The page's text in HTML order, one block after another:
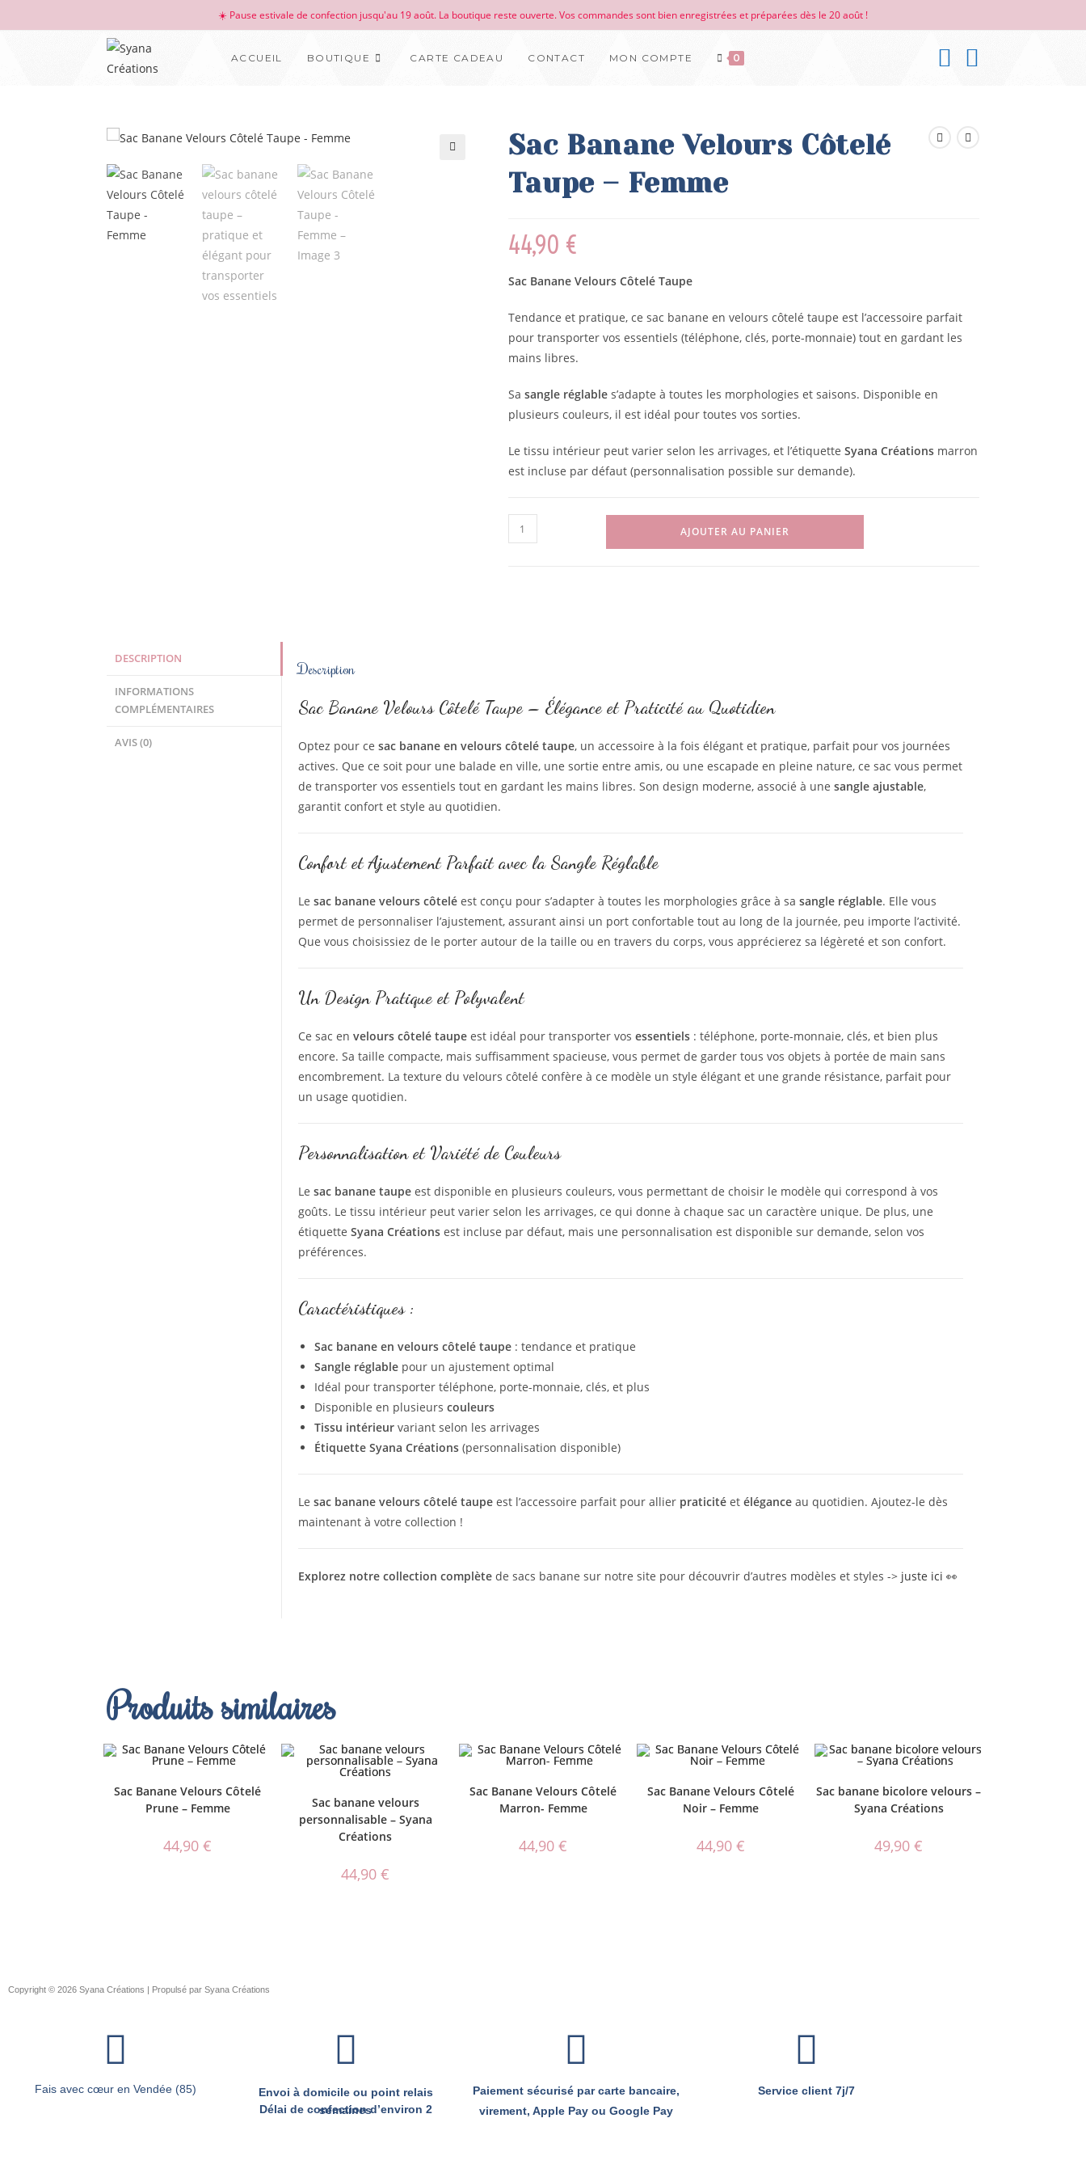
☀️ Pause estivale de confection jusqu'au 19 août. La boutique reste ouverte. Vos commandes sont bien enregistrées et préparées dès le 20 août !
ACCUEIL BOUTIQUE CARTE CADEAU CONTACT MON COMPTE 0
Sac Banane Velours Côtelé
Taupe – Femme
44,90 €
Sac Banane Velours Côtelé Taupe
Tendance et pratique, ce sac banane en velours côtelé taupe est l’accessoire parfait
pour transporter vos essentiels (téléphone, clés, porte-monnaie) tout en gardant les
mains libres.
Sa sangle réglables’adapte à toutes les morphologies et saisons. Disponible en
plusieurs couleurs, il est idéal pour toutes vos sorties.
Le tissu intérieur peut varier selon les arrivages, et l’étiquette Syana Créationsmarron
est incluse par défaut (personnalisation possible sur demande).
AJOUTER AU PANIER
DESCRIPTION
INFORMATIONS
COMPLÉMENTAIRES
AVIS (0)
Description
Sac Banane Velours Côtelé Taupe – Élégance et Praticité au Quotidien
Optez pour ce sac banane en velours côtelé taupe, un accessoire à la fois élégant et pratique, parfait pour vos journées
actives. Que ce soit pour une balade en ville, une sortie entre amis, ou une escapade en pleine nature, ce sac vous permet
de transporter vos essentiels tout en gardant les mains libres. Son design moderne, associé à une sangle ajustable,
garantit confort et style au quotidien.
Confort et Ajustement Parfait avec la Sangle Réglable
Le sac banane velours côtelé est conçu pour s’adapter à toutes les morphologies grâce à sa sangle réglable. Elle vous
permet de personnaliser l’ajustement, assurant ainsi un port confortable tout au long de la journée, peu importe l’activité.
Que vous choisissiez de le porter autour de la taille ou en travers du corps, vous apprécierez sa légèreté et son confort.
Un Design Pratique et Polyvalent
Ce sac en velours côtelé taupe est idéal pour transporter vos essentiels : téléphone, porte-monnaie, clés, et bien plus
encore. Sa taille compacte, mais suffisamment spacieuse, vous permet de garder tous vos objets à portée de main sans
encombrement. La texture du velours côtelé confère à ce modèle un style élégant et une grande résistance, parfait pour
un usage quotidien.
Personnalisation et Variété de Couleurs
Le sac banane taupe est disponible en plusieurs couleurs, vous permettant de choisir le modèle qui correspond à vos
goûts. Le tissu intérieur peut varier selon les arrivages, ce qui donne à chaque sac un caractère unique. De plus, une
étiquette Syana Créations est incluse par défaut, mais une personnalisation est disponible sur demande, selon vos
préférences.
Caractéristiques :
Sac banane en velours côtelé taupe : tendance et pratique
Sangle réglable pour un ajustement optimal
Idéal pour transporter téléphone, porte-monnaie, clés, et plus
Disponible en plusieurs couleurs
Tissu intérieur variant selon les arrivages
Étiquette Syana Créations (personnalisation disponible)
Le sac banane velours côtelé taupe est l’accessoire parfait pour allier praticité et élégance au quotidien. Ajoutez-le dès
maintenant à votre collection !
Explorez notre collection complète de sacs banane sur notre site pour découvrir d’autres modèles et styles -> juste ici 👀
Produits similaires
Sac Banane Velours Côtelé
Prune – Femme
44,90 €
Sac banane velours
personnalisable – Syana
Créations
44,90 €
Sac Banane Velours Côtelé
Marron- Femme
44,90 €
Sac Banane Velours Côtelé
Noir – Femme
44,90 €
Sac banane bicolore velours –
Syana Créations
49,90 €
Copyright © 2026 Syana Créations | Propulsé par Syana Créations
Fais avec cœur en Vendée (85)
Envoi à domicile ou point relais
Délai de confection d’environ 2 semaines
Paiement sécurisé par carte bancaire,
virement, Apple Pay ou Google Pay
Service client 7j/7